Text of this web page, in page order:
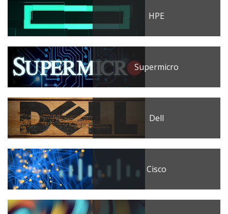
HPE
Supermicro
Dell
Cisco